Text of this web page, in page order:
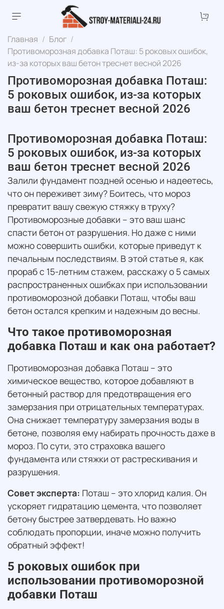
Главная
Блог
Противоморозная добавка Поташ: 5 роковых ошибок,
из-за которых ваш бетон треснет весной 2026
Противоморозная добавка Поташ:
5 роковых ошибок, из-за которых
ваш бетон треснет весной 2026
Противоморозная добавка Поташ:
5 роковых ошибок, из-за которых
ваш бетон треснет весной 2026
Залили фундамент поздней осенью и надеетесь,
что он переживет зиму? Боитесь, что мороз
превратит вашу свежую стяжку в труху?
Противоморозные добавки – это ваш шанс
спасти бетон от разрушения. Но даже с ними
можно совершить ошибки, которые приведут к
печальным последствиям. В этой статье я, как
прораб с 15-летним стажем, расскажу о 5 самых
распространенных ошибках при использовании
противоморозной добавки Поташ, чтобы ваш
бетон остался крепким и надежным до весны.
Что такое противоморозная
добавка Поташ и как она работает?
Противоморозная добавка Поташ – это
химическое вещество, которое добавляют в
бетонный раствор для предотвращения его
замерзания при отрицательных температурах.
Она снижает температуру замерзания воды в
бетоне, позволяя ему набирать прочность даже в
мороз. По сути, это страховка вашего
фундамента или стяжки от растрескивания и
разрушения.
Совет эксперта: Поташ – это хлорид калия. Он
ускоряет гидратацию цемента, что позволяет
бетону быстрее затвердевать. Но важно
соблюдать пропорции, иначе можно получить
обратный эффект!
5 роковых ошибок при
использовании противоморозной
добавки Поташ